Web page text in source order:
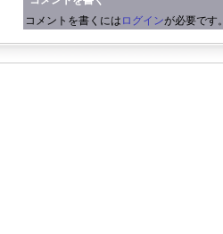
コメントを書くには ログインが必要です。